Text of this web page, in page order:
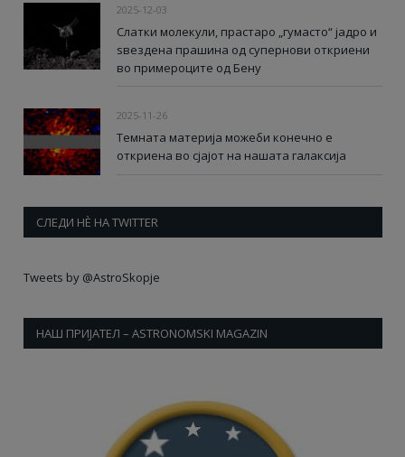
2025-12-03
Слатки молекули, прастаро „гумасто“ јадро и
ѕвездена прашина од супернови откриени
во примероците од Бену
2025-11-26
Темната материја можеби конечно е
откриена во сјајот на нашата галаксија
СЛЕДИ НÈ НА TWITTER
Tweets by @AstroSkopje
НАШ ПРИЈАТЕЛ – ASTRONOMSKI MAGAZIN